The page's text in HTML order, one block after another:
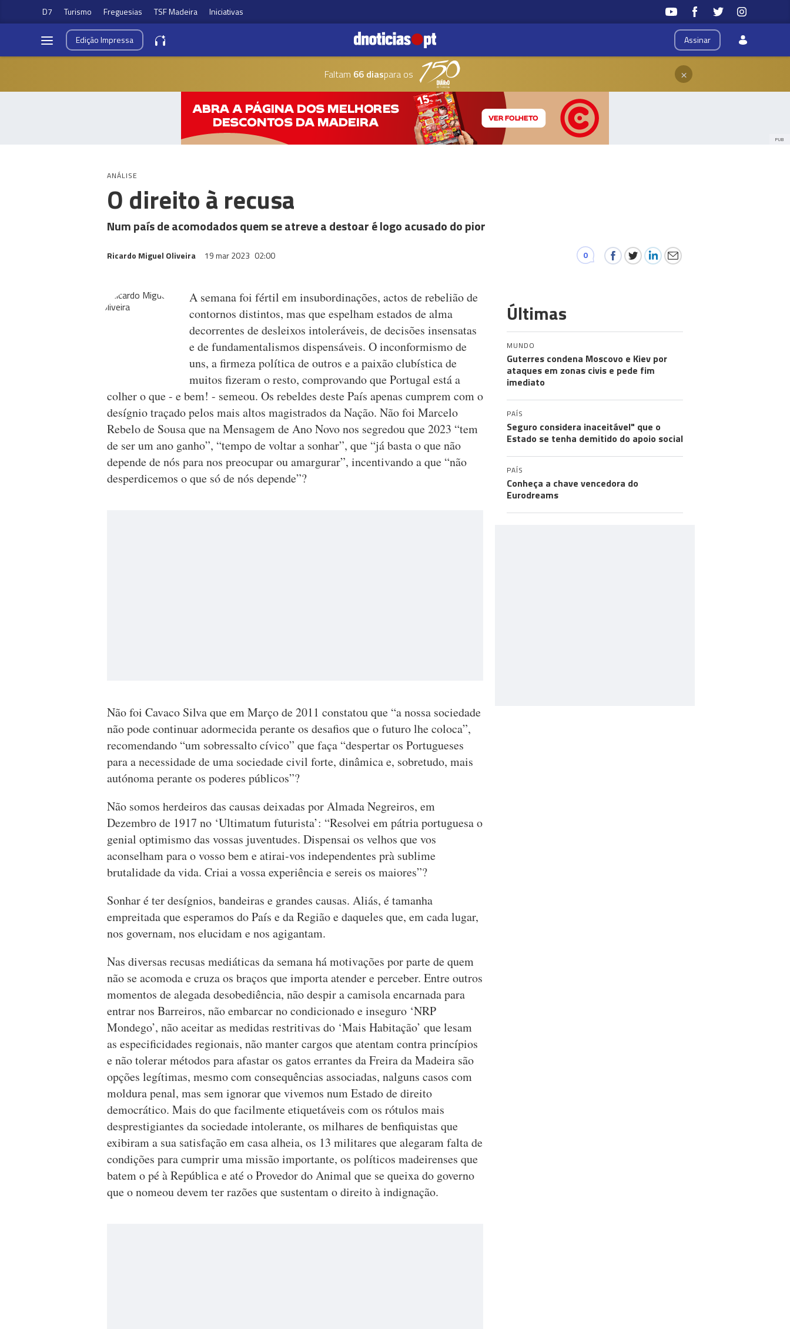
D7 Turismo Freguesias TSF Madeira Iniciativas
Assinar
EdiçãoImpressa
Faltam 66 diaspara os ×
PUB
ANÁLISE
O direito à recusa
Num país de acomodados quem se atreve a destoar é logo acusado do pior
Ricardo Miguel Oliveira 19 mar 2023 02:00 0
A semana foi fértil em insubordinações, actos de rebelião de
contornos distintos, mas que espelham estados de alma
decorrentes de desleixos intoleráveis, de decisões insensatas
e de fundamentalismos dispensáveis. O inconformismo de
uns, a firmeza política de outros e a paixão clubística de
muitos fizeram o resto, comprovando que Portugal está a
colher o que - e bem! - semeou. Os rebeldes deste País apenas cumprem com o
desígnio traçado pelos mais altos magistrados da Nação. Não foi Marcelo
Rebelo de Sousa que na Mensagem de Ano Novo nos segredou que 2023 “tem
de ser um ano ganho”, “tempo de voltar a sonhar”, que “já basta o que não
depende de nós para nos preocupar ou amargurar”, incentivando a que “não
desperdicemos o que só de nós depende”?
Não foi Cavaco Silva que em Março de 2011 constatou que “a nossa sociedade
não pode continuar adormecida perante os desafios que o futuro lhe coloca”,
recomendando “um sobressalto cívico” que faça “despertar os Portugueses
para a necessidade de uma sociedade civil forte, dinâmica e, sobretudo, mais
autónoma perante os poderes públicos”?
Não somos herdeiros das causas deixadas por Almada Negreiros, em
Dezembro de 1917 no ‘Ultimatum futurista’: “Resolvei em pátria portuguesa o
genial optimismo das vossas juventudes. Dispensai os velhos que vos
aconselham para o vosso bem e atirai-vos independentes prà sublime
brutalidade da vida. Criai a vossa experiência e sereis os maiores”?
Sonhar é ter desígnios, bandeiras e grandes causas. Aliás, é tamanha
empreitada que esperamos do País e da Região e daqueles que, em cada lugar,
nos governam, nos elucidam e nos agigantam.
Nas diversas recusas mediáticas da semana há motivações por parte de quem
não se acomoda e cruza os braços que importa atender e perceber. Entre outros
momentos de alegada desobediência, não despir a camisola encarnada para
entrar nos Barreiros, não embarcar no condicionado e inseguro ‘NRP
Mondego’, não aceitar as medidas restritivas do ‘Mais Habitação’ que lesam
as especificidades regionais, não manter cargos que atentam contra princípios
e não tolerar métodos para afastar os gatos errantes da Freira da Madeira são
opções legítimas, mesmo com consequências associadas, nalguns casos com
moldura penal, mas sem ignorar que vivemos num Estado de direito
democrático. Mais do que facilmente etiquetáveis com os rótulos mais
desprestigiantes da sociedade intolerante, os milhares de benfiquistas que
exibiram a sua satisfação em casa alheia, os 13 militares que alegaram falta de
condições para cumprir uma missão importante, os políticos madeirenses que
batem o pé à República e até o Provedor do Animal que se queixa do governo
que o nomeou devem ter razões que sustentam o direito à indignação.
Últimas
MUNDO
Guterres condena Moscovo e Kiev por
ataques em zonas civis e pede fim
imediato
PAÍS
Seguro considera inaceitável" que o
Estado se tenha demitido do apoio social
PAÍS
Conheça a chave vencedora do
Eurodreams